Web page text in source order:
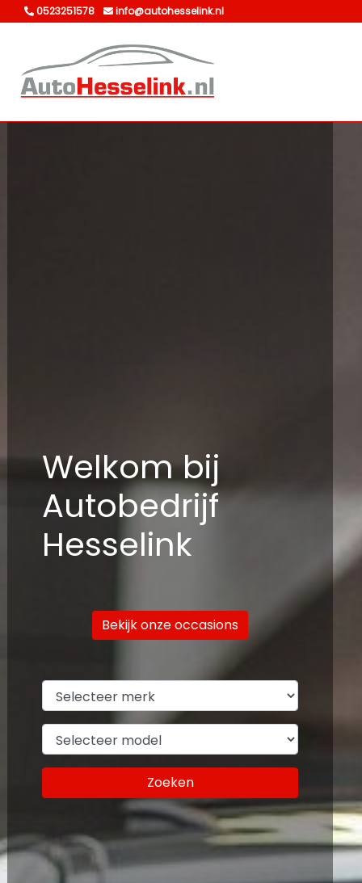
0523251578 info@autohesselink.nl
Welkom bij
Autobedrijf
Hesselink
Bekijk onze occasions
Zoeken